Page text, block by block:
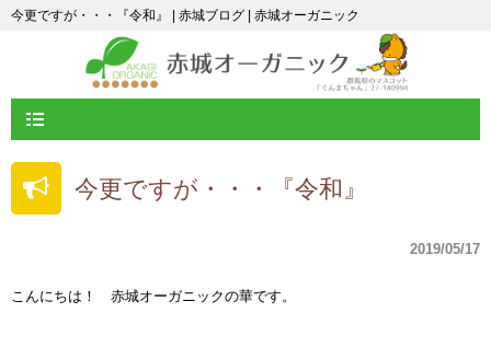
今更ですが・・・『令和』 | 赤城ブログ | 赤城オーガニック
今更ですが・・・『令和』
2019/05/17
こんにちは！ 赤城オーガニックの華です。